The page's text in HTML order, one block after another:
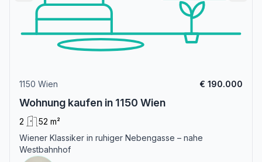
1150 Wien € 190.000
Wohnung kaufen in 1150 Wien
2
52 m²
Wiener Klassiker in ruhiger Nebengasse – nahe
Westbahnhof